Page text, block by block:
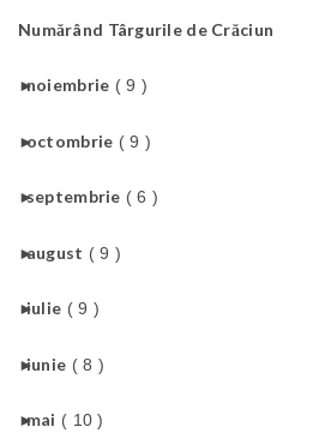
Numărând Târgurile de Crăciun
►
noiembrie ( 9 )
►
octombrie ( 9 )
►
septembrie ( 6 )
►
august ( 9 )
►
iulie ( 9 )
►
iunie ( 8 )
►
mai ( 10 )